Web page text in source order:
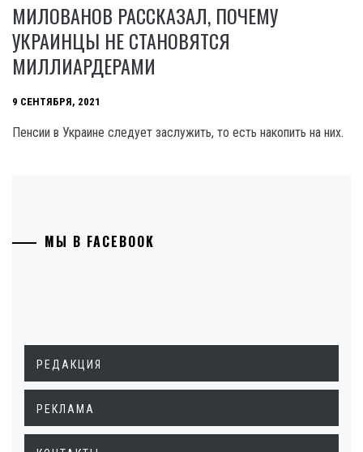
МИЛОВАНОВ РАССКАЗАЛ, ПОЧЕМУ
УКРАИНЦЫ НЕ СТАНОВЯТСЯ
МИЛЛИАРДЕРАМИ
9 СЕНТЯБРЯ, 2021
Пенсии в Украине следует заслужить, то есть накопить на них.
МЫ В FACEBOOK
РЕДАКЦИЯ
РЕКЛАМА